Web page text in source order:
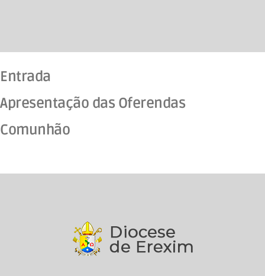
Entrada
Apresentação das Oferendas
Comunhão